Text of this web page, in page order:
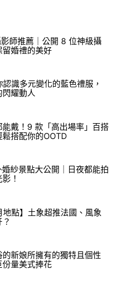
師推薦｜公開 8 位神級攝
留婚禮的美好
識多元變化的藍色禮服，
耀動人
能戴！9 款「高出場率」百搭
搭配你的OOTD
紗景點大公開｜日夜都能拍
！
地點】土象超推法國、風象
新娘所擁有的獨特且個性
量美式捧花